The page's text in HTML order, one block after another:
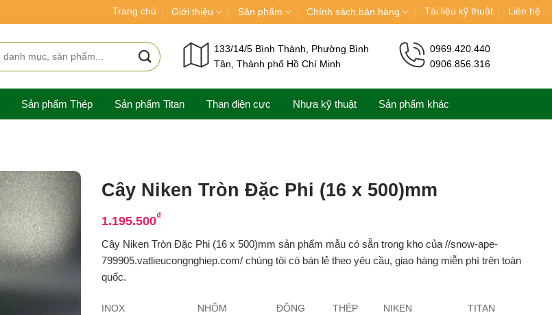
Trang chủ Giới thiệu Sản phẩm Chính sách bán hàng Tài liệu kỹ thuật Liên hệ
133/14/5 Bình Thành, Phường Bình
Tân, Thành phố Hồ Chí Minh
0969.420.440
0906.856.316
Sản phẩm Thép Sản phẩm Titan Than điện cực Nhựa kỹ thuật Sản phẩm khác
Cây Niken Tròn Đặc Phi (16 x 500)mm
1.195.500₫
Cây Niken Tròn Đặc Phi (16 x 500)mm sản phẩm mẫu có sẵn trong kho của //snow-ape-
799905.vatlieucongnghiep.com/ chúng tôi có bán lẻ theo yêu cầu, giao hàng miễn phí trên toàn
quốc.
INOX NHÔM ĐỒNG THÉP NIKEN
TITAN